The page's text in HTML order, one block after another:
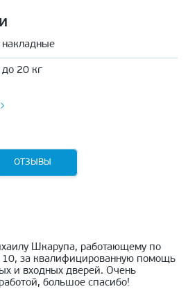
накладные
до 20 кг
ОТЗЫВЫ
Шкарупа, работающему по
10, за квалифицированную помощь
и входных дверей. Очень
большое спасибо!